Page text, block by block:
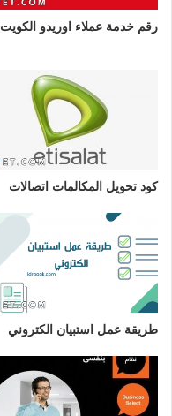
رقم خدمة عملاء اوريدو الكويت
كود تحويل المكالمات اتصالات
طريقة عمل استبيان الكتروني